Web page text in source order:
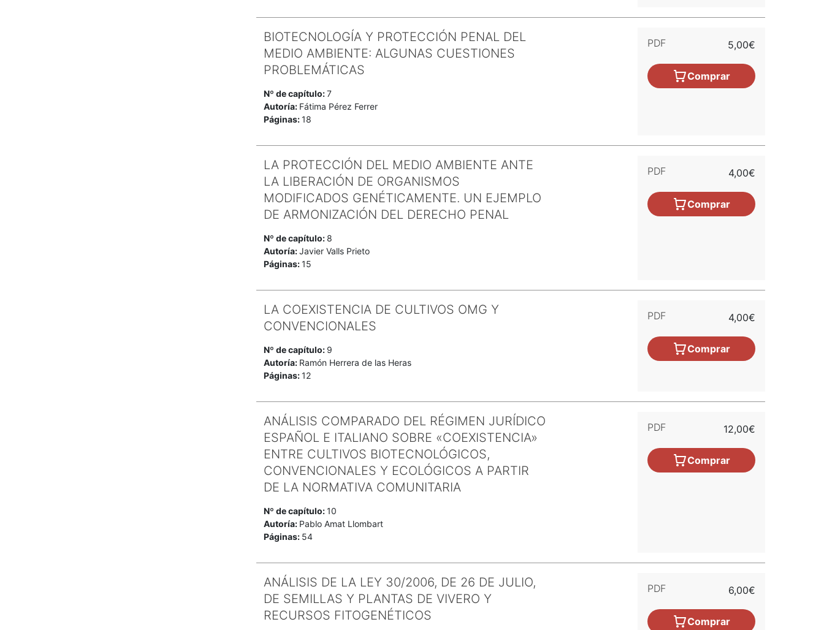
BIOTECNOLOGÍA Y PROTECCIÓN PENAL DEL
MEDIO AMBIENTE: ALGUNAS CUESTIONES
PROBLEMÁTICAS
Nº de capítulo:7
Autoría: Fátima Pérez Ferrer
Páginas:18
PDF 5,00€
Comprar
LA PROTECCIÓN DEL MEDIO AMBIENTE ANTE
LA LIBERACIÓN DE ORGANISMOS
MODIFICADOS GENÉTICAMENTE. UN EJEMPLO
DE ARMONIZACIÓN DEL DERECHO PENAL
Nº de capítulo: 8
Autoría:Javier Valls Prieto
Páginas:15
PDF 4,00€
Comprar
LA COEXISTENCIA DE CULTIVOS OMG Y
CONVENCIONALES
Nº de capítulo: 9
Autoría: Ramón Herrera de las Heras
Páginas:12
PDF 4,00€
Comprar
ANÁLISIS COMPARADO DEL RÉGIMEN JURÍDICO
ESPAÑOL E ITALIANO SOBRE «COEXISTENCIA»
ENTRE CULTIVOS BIOTECNOLÓGICOS,
CONVENCIONALES Y ECOLÓGICOS A PARTIR
DE LA NORMATIVA COMUNITARIA
Nº de capítulo:10
Autoría: Pablo Amat Llombart
Páginas: 54
PDF 12,00€
Comprar
ANÁLISIS DE LA LEY 30/2006, DE 26 DE JULIO,
DE SEMILLAS Y PLANTAS DE VIVERO Y
RECURSOS FITOGENÉTICOS
PDF 6,00€
Comprar